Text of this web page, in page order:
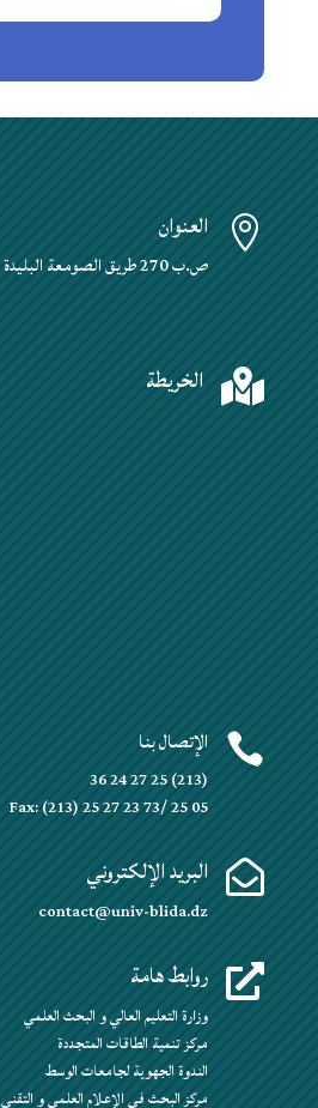
 العنوان
ص.ب 270 طريق الصومعة البليدة
 الخريطة
 الإتصال بنا
(213) 25 27 24 36
Fax: (213) 25 27 23 73/ 25 05
 البريد الإلكتروني
contact@univ-blida.dz
 روابط هامة
وزارة التعليم العالي و البحث العلمي
مركز تنمية الطاقات المتجددة
الندوة الجهوية لجامعات الوسط
مركز البحث في الإعلام العلمي و التقني